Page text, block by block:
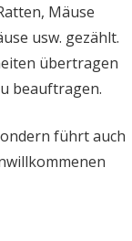
Mäuse
usw. gezählt.
übertragen
beauftragen.
führt auch